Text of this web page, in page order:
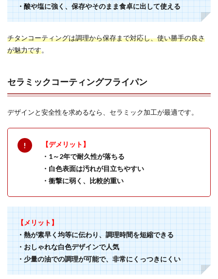
・酸や塩に強く、保存やそのまま食卓に出して使える
チタンコーティングは調理から保存まで対応し、使い勝手の良さ
が魅力です。
セラミックコーティングフライパン
デザインと安全性を求めるなら、セラミック加工が最適です。
【デメリット】
・1～2年で耐久性が落ちる
・白色表面は汚れが目立ちやすい
・衝撃に弱く、比較的重い
【メリット】
・熱が素早く均等に伝わり、調理時間を短縮できる
・おしゃれな白色デザインで人気
・少量の油での調理が可能で、非常にくっつきにくい